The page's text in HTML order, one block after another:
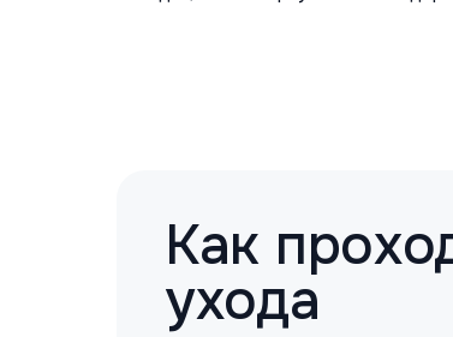
Как
ухода